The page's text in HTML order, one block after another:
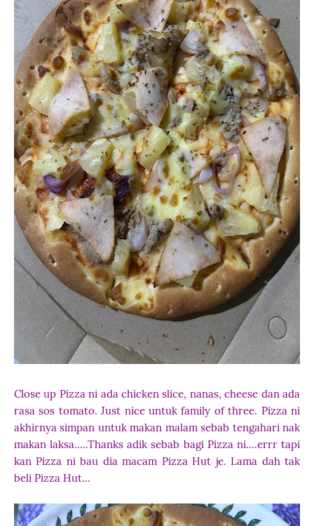
Close up Pizza ni ada chicken slice, nanas, cheese dan ada
rasa sos tomato. Just nice untuk family of three. Pizza ni
akhirnya simpan untuk makan malam sebab tengahari nak
makan laksa.....Thanks adik sebab bagi Pizza ni....errr tapi
kan Pizza ni bau dia macam Pizza Hut je. Lama dah tak
beli Pizza Hut...